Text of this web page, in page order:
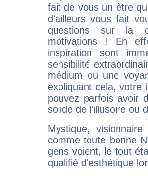
fait de vous un être
d'ailleurs vous fait
questions sur la
motivations ! En
inspiration sont
sensibilité
médium ou une
expliquant cela, votre
pouvez parfois avoir
solide de l'illusoire ou
Mystique,
comme toute bonne
gens voient, le tout
qualifié d'esthétique